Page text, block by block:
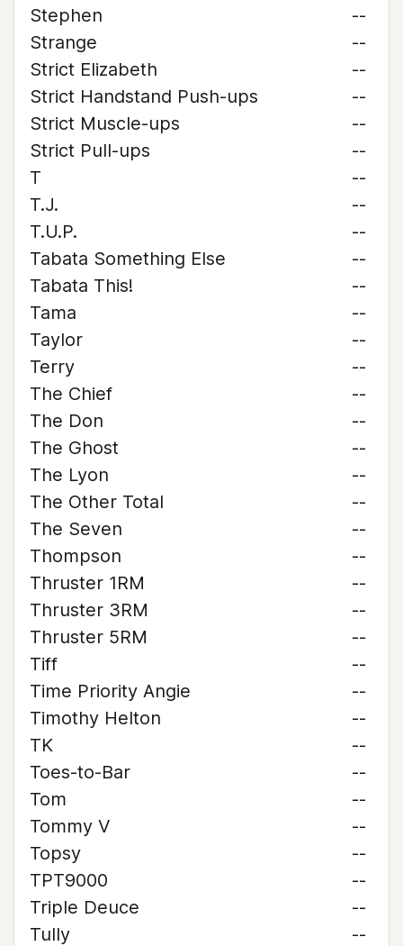
Stephen
--
Strange
--
Strict Elizabeth
--
Strict Handstand Push-ups
--
Strict Muscle-ups
--
Strict Pull-ups
--
T
--
T.J.
--
T.U.P.
--
Tabata Something Else
--
Tabata This!
--
Tama
--
Taylor
--
Terry
--
The Chief
--
The Don
--
The Ghost
--
The Lyon
--
The Other Total
--
The Seven
--
Thompson
--
Thruster 1RM
--
Thruster 3RM
--
Thruster 5RM
--
Tiff
--
Time Priority Angie
--
Timothy Helton
--
TK
--
Toes-to-Bar
--
Tom
--
Tommy V
--
Topsy
--
TPT9000
--
Triple Deuce
--
Tully
--